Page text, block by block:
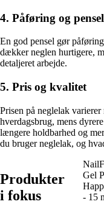
4. Påføring og
En god pensel gør
dækker neglen hurtigere,
detaljeret arbejde.
5. Pris og kvalitet
Prisen på neglelak
hverdagsbrug, mens
længere holdbarhed og
du bruger neglelak, og
Produkter
i fokus
Gel
- 15